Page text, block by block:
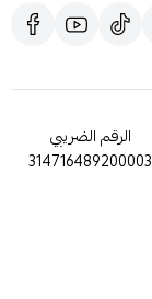
الرقم الضريبي
314716489200003